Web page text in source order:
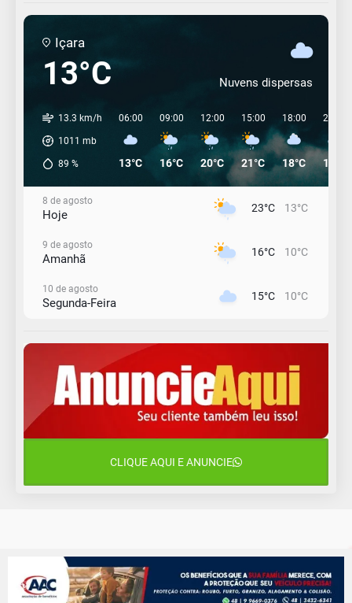
Içara
13°C Nuvens dispersas
13.3 km/h
1011 mb
89 %
06:00
13°C
09:00
16°C
12:00
20°C
15:00
21°C
18:00
18°C
21:00
17°C
8 de agosto
Hoje 23°C 13°C
9 de agosto
Amanhã 16°C 10°C
10 de agosto
Segunda-Feira 15°C 10°C
Terça-Feira 12°C 11°C
12 de agosto
Quarta-Feira
Quinta-Feira
CLIQUE AQUI E ANUNCIE